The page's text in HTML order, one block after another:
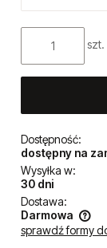
szt.
Dostępność:
dostępny na
Wysyłka w:
30 dni
Dostawa:
Darmowa
Cena nie
sprawdź formy